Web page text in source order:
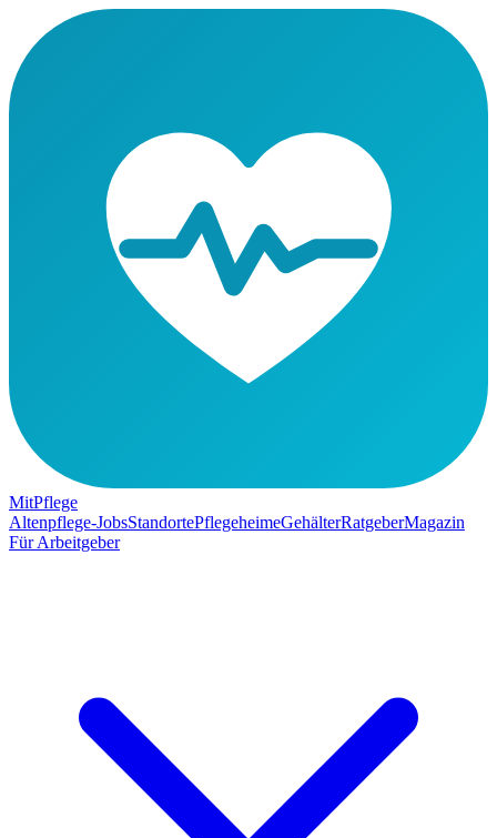
MitPflege
Altenpflege-JobsStandortePflegeheimeGehälterRatgeberMagazin
Für Arbeitgeber